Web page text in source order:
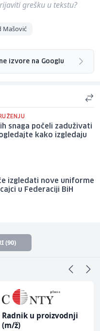
grešku u tekstu?
Mašović
izvore na Googlu
snaga počeli zaduživati
kako izgledaju
izgledati nove uniforme
u Federaciji BiH
(90)
Radnik u proizvodnji
(m/ž)